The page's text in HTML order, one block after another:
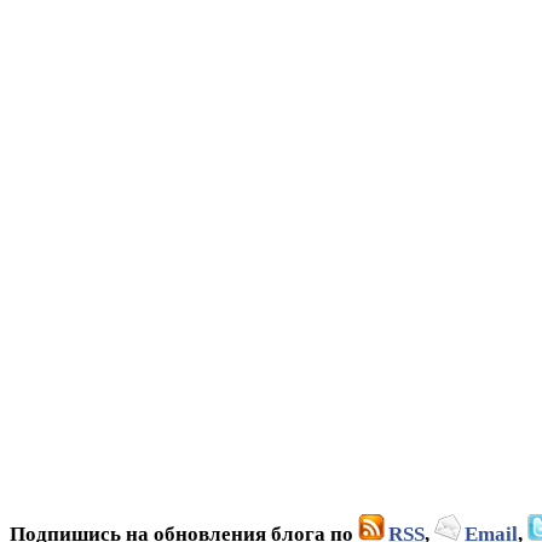
Подпишись на обновления блога по RSS, Email,